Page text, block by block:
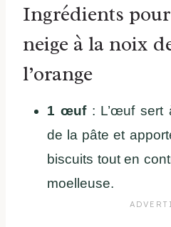
Ingrédients
neige à la noix
l’orange
1 œuf: L’œuf sert
de la pâte et
biscuits tout en
moelleuse.